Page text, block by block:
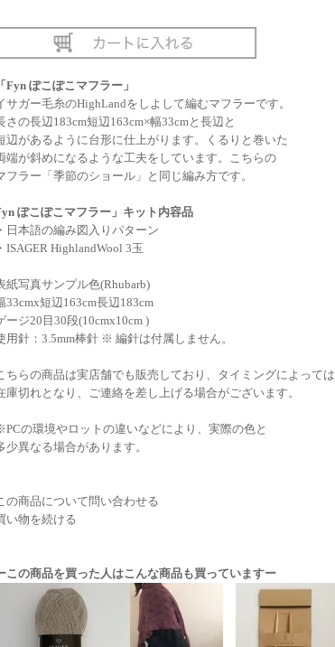
Fyn ぽこぽこマフラー」
サガー毛糸のHighLandをしよして編むマフラーです。
さの長辺183cm短辺163cm×幅33cmと長辺と
辺があるように台形に仕上がります。くるりと巻いた
端が斜めになるような工夫をしています。こちらの
フラー「季節のショール」と同じ編み方です。
ぽこぽこマフラー」キット内容品
日本語の編み図入りパターン
ISAGER HighlandWool 3玉
紙写真サンプル色(Rhubarb)
33cmx短辺163cm長辺183cm
ージ20目30段(10cmx10cm )
用針：3.5mm棒針 ※ 編針は付属しません。
ちらの商品は実店舗でも販売しており、タイミングによっては
庫切れとなり、ご連絡を差し上げる場合がございます。
の環境やロットの違いなどにより、実際の色と
少異なる場合があります。
の商品について問い合わせる
い物を続ける
この商品を買った人はこんな商品も買っていますー